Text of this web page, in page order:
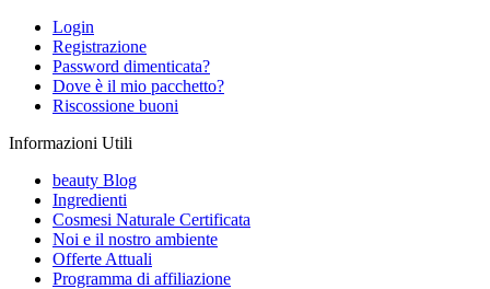
Login
Registrazione
Password dimenticata?
Dove è il mio pacchetto?
Riscossione buoni
Informazioni Utili
beauty Blog
Ingredienti
Cosmesi Naturale Certificata
Noi e il nostro ambiente
Offerte Attuali
Programma di affiliazione